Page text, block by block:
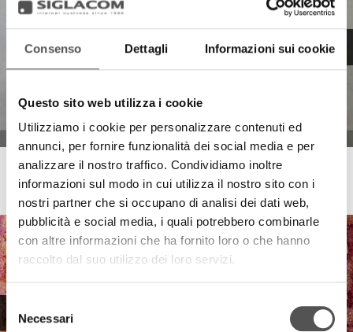
Consenso Dettagli Informazioni sui cookie
Questo sito web utilizza i cookie
Utilizziamo i cookie per personalizzare contenuti ed
annunci, per fornire funzionalità dei social media e per
analizzare il nostro traffico. Condividiamo inoltre
informazioni sul modo in cui utilizza il nostro sito con i
nostri partner che si occupano di analisi dei dati web,
pubblicità e social media, i quali potrebbero combinarle
con altre informazioni che ha fornito loro o che hanno
raccolto dal suo utilizzo dei loro servizi.
delNecessari
Architettura green Siglacom